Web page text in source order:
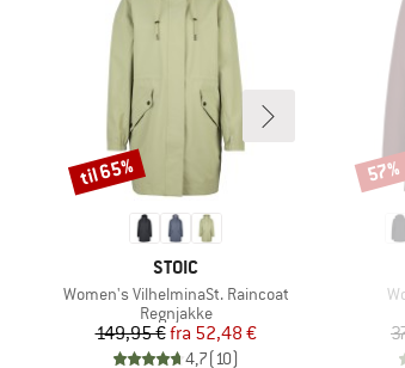
MÆRKE
STOIC
Artikel
Women's VilhelminaSt. Raincoat
Produktgruppe
Regnjakke
Pris
149,95 € Nedsat pris
fra 52,48 €
4,7(10)
Rabat
til 65% Rabat
57%